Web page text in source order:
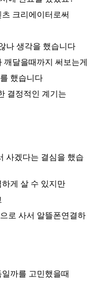
크리에이터로써
나 생각을 했습니다
달을때까지 써보는게
했습니다
결정적인 계기는
사겠다는 결심을 했습
게 살 수 있지만
로 사서 알뜰폰연결하
까를 고민했을때